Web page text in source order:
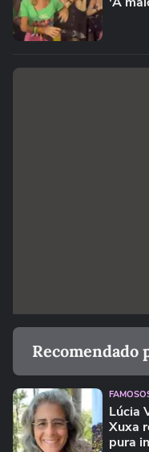
Recomendado
Lúcia
Xuxa
pura